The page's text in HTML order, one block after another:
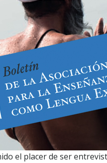
el placer de ser